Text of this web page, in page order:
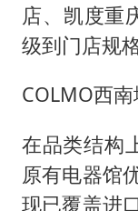
店、凯度重
级到门店规
COLMO西
在品类结构
原有电器馆
现已覆盖进